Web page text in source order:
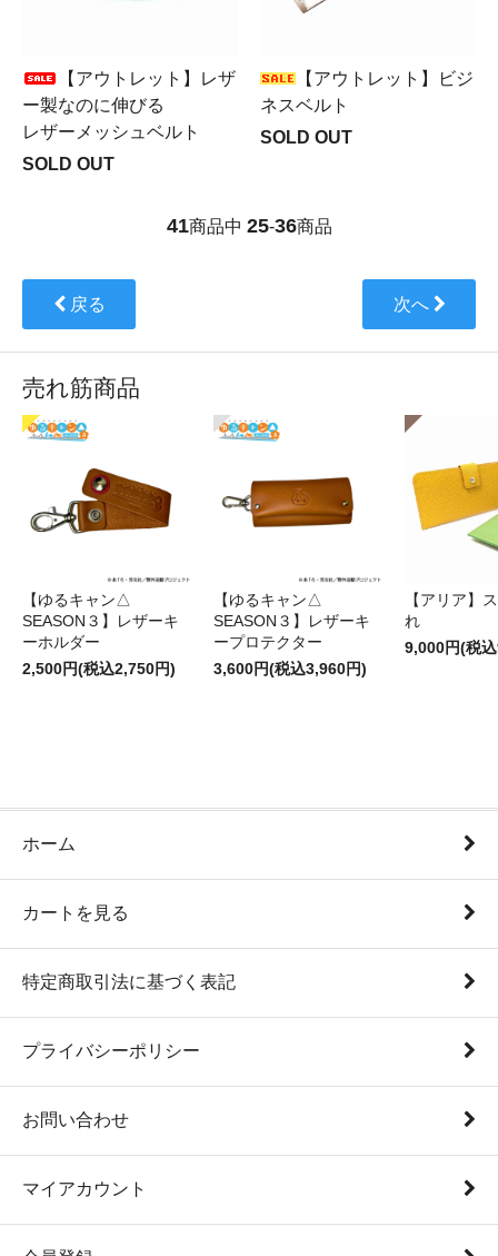
【アウトレット】レザ
ー製なのに伸びる
レザーメッシュベルト
SOLD OUT
【アウトレット】ビジ
ネスベルト
SOLD OUT
41商品中 25-36商品
戻る 次へ
売れ筋商品
【ゆるキャン△
SEASON３】レザーキ
ーホルダー
2,500円(税込2,750円)
【ゆるキャン△
SEASON３】レザーキ
ープロテクター
3,600円(税込3,960円)
【アリア】
れ
9,000円(税
ホーム
カートを見る
特定商取引法に基づく表記
プライバシーポリシー
お問い合わせ
マイアカウント